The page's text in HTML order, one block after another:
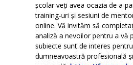
școlar veți avea ocazia de a
training-uri și sesiuni de
online. Vă invităm să
analiză a nevoilor pentru a vă
subiecte sunt de interes
dumneavoastră profesională și